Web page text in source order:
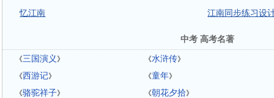
忆江南
江南同步练习设
中考 高考名著
《三国演义 》 《水浒传》
《西游记》 《童年》
《骆驼祥子》 《朝花夕拾》